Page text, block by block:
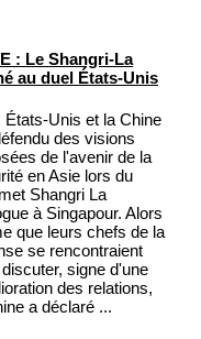
: Le Shangri-La
au duel États-Unis
États-Unis et la Chine
des visions
de l'avenir de la
en Asie lors du
Shangri La
à Singapour. Alors
que leurs chefs de la
se rencontraient
signe d'une
des relations,
a déclaré ...